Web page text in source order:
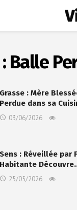
Balle
Grasse : Mère
Perdue dans sa
03/06/2026
Sens : Réveillée par
Habitante
25/05/2026